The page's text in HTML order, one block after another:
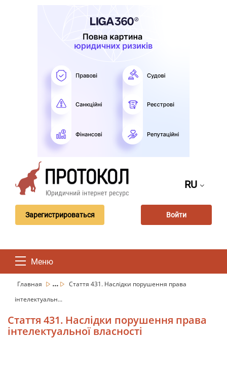
RU
Зарегистрироваться Войти
Меню
Главная ...
Стаття 431. Наслідки порушення права
інтелектуальн...
Стаття 431. Наслідки порушення права
інтелектуальної власності